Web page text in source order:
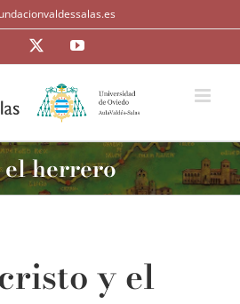
FacebookTwitterYouTube
herrero
y el